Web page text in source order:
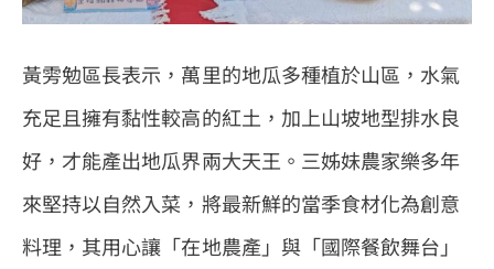
黃雱勉區長表示，萬里的地瓜多種植於山區，水氣
充足且擁有黏性較高的紅土，加上山坡地型排水良
好，才能產出地瓜界兩大天王。三姊妹農家樂多年
來堅持以自然入菜，將最新鮮的當季食材化為創意
料理，其用心讓「在地農產」與「國際餐飲舞台」